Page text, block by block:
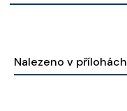
Nalezeno v přílohách